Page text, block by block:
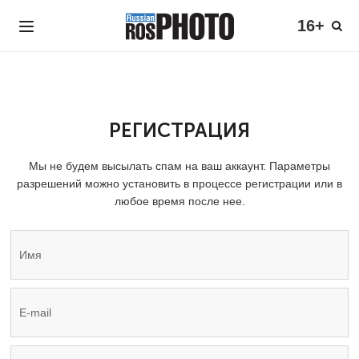
16+
РЕГИСТРАЦИЯ
Мы не будем высылать спам на ваш аккаунт. Параметры
разрешений можно установить в процессе регистрации или в
любое время после нее.